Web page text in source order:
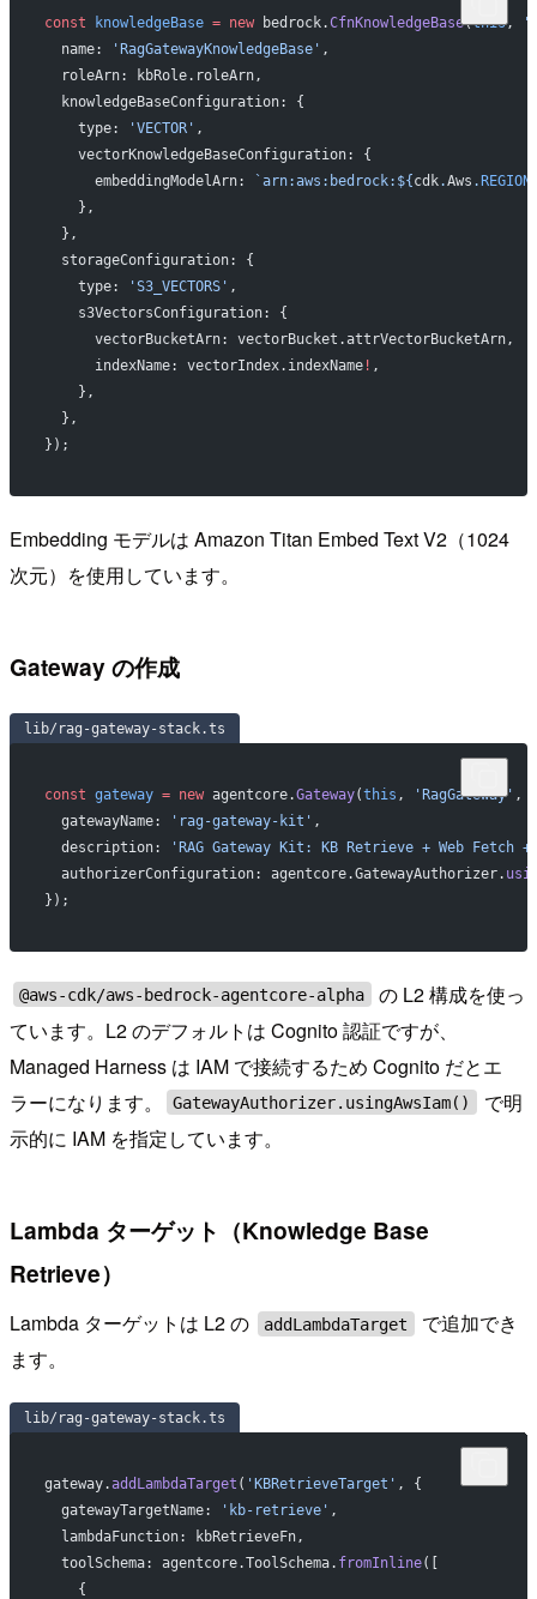
const knowledgeBase = new bedrock.CfnKnowledgeBase(this,
  name:
'RagGatewayKnowledgeBase' ,
  roleArn: kbRole.roleArn,
  knowledgeBaseConfiguration: {
    type:
'VECTOR' ,
    vectorKnowledgeBaseConfiguration: {
      embeddingModelArn:
`arn:aws:bedrock:${ cdk.Aws . REGION
    },
  },
  storageConfiguration: {
    type:
'S3_VECTORS' ,
    s3VectorsConfiguration: {
      vectorBucketArn: vectorBucket.attrVectorBucketArn,
      indexName: vectorIndex.indexName
! ,
    },
  },
});
Embedding モデルは Amazon Titan Embed Text V2（1024
次元）を使用しています。
Gateway の作成
lib/rag-gateway-stack.ts
const gateway = new agentcore.Gateway(this , 'RagGateway' ,
  gatewayName:
'rag-gateway-kit' ,
  description:
'RAG Gateway Kit: KB Retrieve + Web Fetch +
  authorizerConfiguration: agentcore.GatewayAuthorizer.
});
@aws-cdk/aws-bedrock-agentcore-alpha
の L2 構成を使っ
ています。L2 のデフォルトは Cognito 認証ですが、
Managed Harness は IAM で接続するため Cognito だとエ
ラーになります。
GatewayAuthorizer.usingAwsIam()
で明
示的に IAM を指定しています。
Lambda ターゲット（Knowledge Base
Retrieve）
Lambda ターゲットは L2 の addLambdaTarget
で追加でき
ます。
lib/rag-gateway-stack.ts
gateway.addLambdaTarget ( 'KBRetrieveTarget' , {
  gatewayTargetName:
'kb-retrieve' ,
  lambdaFunction: kbRetrieveFn,
  toolSchema: agentcore.ToolSchema.
fromInline([
    {